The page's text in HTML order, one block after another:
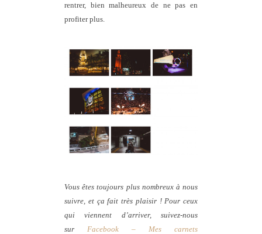
rentrer, bien malheureux de ne pas en
profiter plus.
Vous êtes toujours plus nombreux à nous
suivre, et ça fait très plaisir ! Pour ceux
qui viennent d’arriver, suivez-nous
sur Facebook – Mes carnets